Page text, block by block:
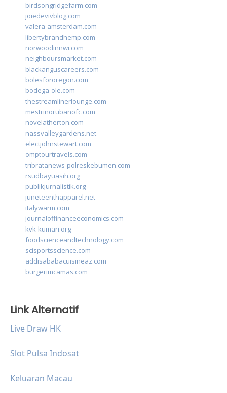
birdsongridgefarm.com
joiedevivblog.com
valera-amsterdam.com
libertybrandhemp.com
norwoodinnwi.com
neighboursmarket.com
blackanguscareers.com
bolesfororegon.com
bodega-ole.com
thestreamlinerlounge.com
mestrinorubanofc.com
novelatherton.com
nassvalleygardens.net
electjohnstewart.com
omptourtravels.com
tribratanews-polreskebumen.com
rsudbayuasih.org
publikjurnalistik.org
juneteenthapparel.net
italywarm.com
journaloffinanceeconomics.com
kvk-kumari.org
foodscienceandtechnology.com
scisportsscience.com
addisababacuisineaz.com
burgerimcamas.com
Link Alternatif
Live Draw HK
Slot Pulsa Indosat
Keluaran Macau